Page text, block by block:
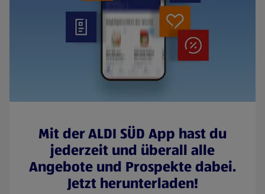
Mit der ALDI SÜD App hast du
jederzeit und überall alle
Angebote und Prospekte dabei.
Jetzt herunterladen!